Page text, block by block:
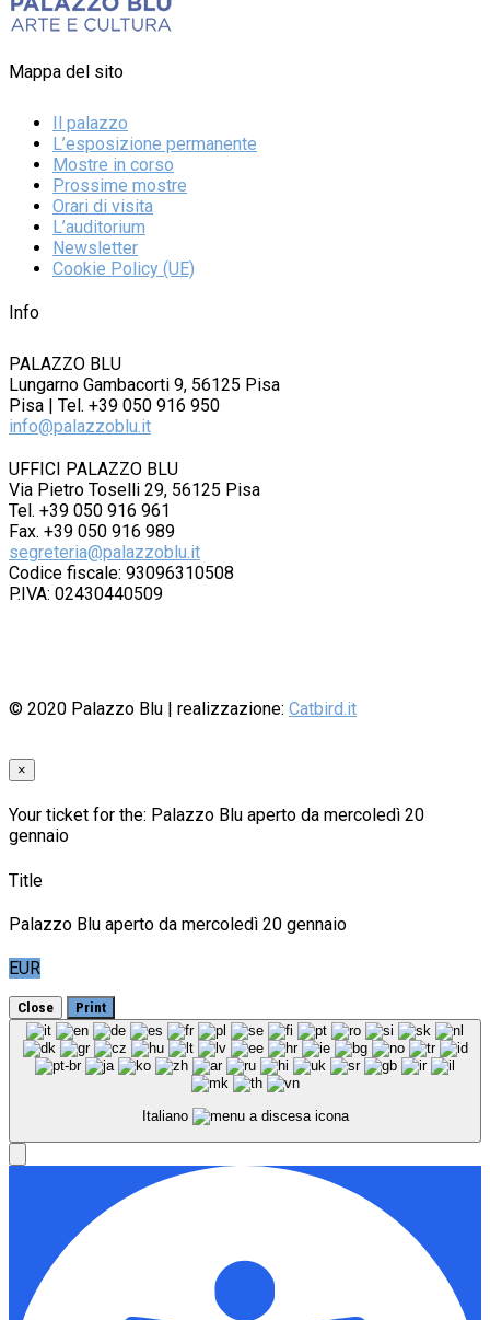
Mappa del sito
Il palazzo
L’esposizione permanente
Mostre in corso
Prossime mostre
Orari di visita
L’auditorium
Newsletter
Cookie Policy (UE)
Info
PALAZZO BLU
Lungarno Gambacorti 9, 56125 Pisa
Pisa | Tel. +39 050 916 950
info@palazzoblu.it
UFFICI PALAZZO BLU
Via Pietro Toselli 29, 56125 Pisa
Tel. +39 050 916 961
Fax. +39 050 916 989
segreteria@palazzoblu.it
Codice fiscale: 93096310508
P.IVA: 02430440509
© 2020 Palazzo Blu | realizzazione: Catbird.it
×
Your ticket for the: Palazzo Blu aperto da mercoledì 20
gennaio
Title
Palazzo Blu aperto da mercoledì 20 gennaio
EUR
Close Print
Italiano